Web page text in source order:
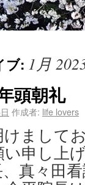
ブ: 1月
頭朝礼
作成者: life lovers
けまして
申し上
真々田